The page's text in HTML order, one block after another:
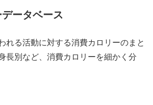
ータベース
れる活動に対する消費カロリーのまと
長別など、消費カロリーを細かく分